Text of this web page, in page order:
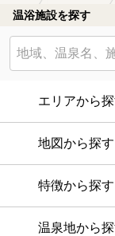
温浴施設を探す
エリアから
地図から探す
特徴から探す
温泉地から